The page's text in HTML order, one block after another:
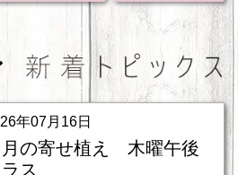
年07月16日
月の寄せ植え 木曜午後
ス